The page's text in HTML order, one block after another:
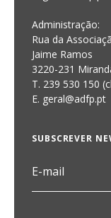
Administração:
Rua da
Jaime Ramos
3220-231
T. 239 530 150
E. geral@adfp.pt
SUBSCREVER